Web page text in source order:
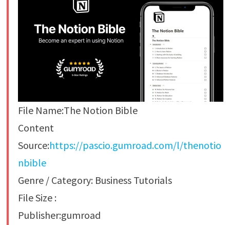
File Name:The Notion Bible
Content
Source:https://pascio.gumroad.com/l/thenotio
nbible
Genre / Category: Business Tutorials
File Size :
Publisher:gumroad